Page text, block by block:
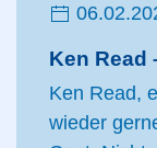
Ken Read
Ken Read,
wieder